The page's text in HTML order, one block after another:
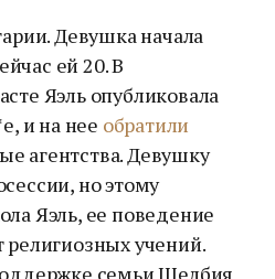
Девушка начала
ей 20. В
Яэль опубликовала
и на нее обратили
агентства. Девушку
но этому
Яэль, ее поведение
религиозных учений.
семьи Шелбия